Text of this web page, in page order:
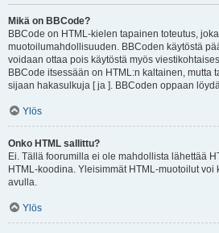
Mikä on BBCode?
BBCode on HTML-kielen tapainen toteutus,
muotoilumahdollisuuden. BBCoden käytöstä
voidaan ottaa pois käytöstä myös
BBCode itsessään on HTML:n kaltainen, mutta
sijaan hakasulkuja [ ja ]. BBCoden oppaan
Ylös
Onko HTML sallittu?
Ei. Tällä foorumilla ei ole mahdollista lähettää
HTML-koodina. Yleisimmät HTML-muotoilut voi
avulla.
Ylös